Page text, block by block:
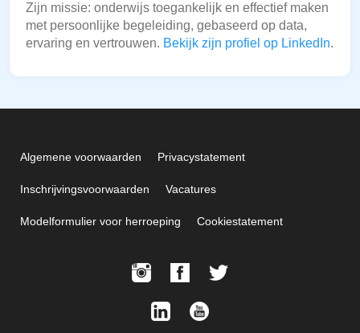
Zijn missie: onderwijs toegankelijk en effectief maken
met persoonlijke begeleiding, gebaseerd op data,
ervaring en vertrouwen. Bekijk zijn profiel op LinkedIn.
Algemene voorwaarden Privacystatement
Inschrijvingsvoorwaarden Vacatures
Modelformulier voor herroeping Cookiestatement